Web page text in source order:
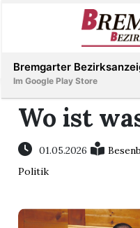
Immobilien
Stellen
Inserieren
Wo ist
01.05.2026
Politik
Bremgarter
Im Google Play Store